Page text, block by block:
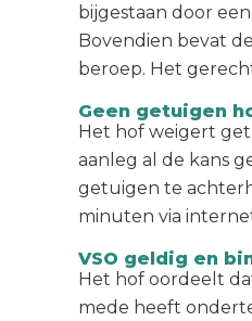
bijgestaan door
Bovendien bevat
beroep. Het
Geen getuigen
Het hof weigert
aanleg al de kans
getuigen te
minuten via
VSO geldig en
Het hof oordeelt
mede heeft